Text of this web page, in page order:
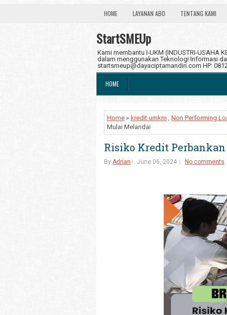
HOME LAYANAN ABO TENTANG KAMI
StartSMEUp
Kami membantu I-UKM (INDUSTRI-USAHA
dalam menggunakan Teknologi Informasi
startsmeup@dayaciptamandiri.com HP:
HOME
Home » kredit umkm , Non Performing
Mulai Melandai
Risiko Kredit
By Adrian June 06, 2024 No comments